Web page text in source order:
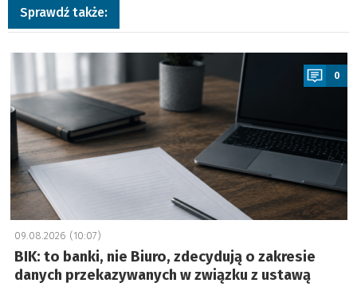
Sprawdź także:
a
0
09.08.2026 (10:07)
BIK: to banki, nie Biuro, zdecydują o zakresie
danych przekazywanych w związku z ustawą